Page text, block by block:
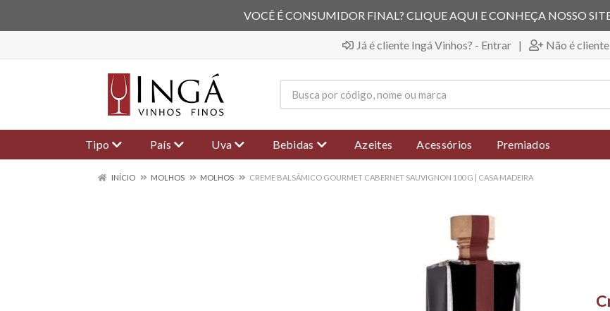
VOCÊ É CONSUMIDOR FINAL? CLIQUE AQUI E CONHEÇA NOSSO
Já é cliente Ingá Vinhos? - Entrar | Não é
Tipo País Uva Bebidas Azeites Acessórios Premiados
INÍCIO MOLHOS MOLHOS CREME BALSÂMICO GOURMET CABERNET SAUVIGNON 100 G | CASA MADEIRA